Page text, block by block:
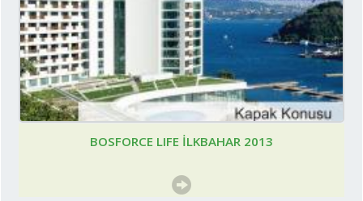
BOSFORCE LIFE İLKBAHAR 2013